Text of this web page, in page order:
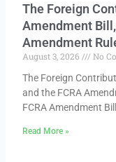
The Foreign
Amendment
Amendment
August 3, 2026
No
The Foreign
and the FCRA
FCRA Amendment
Read More »